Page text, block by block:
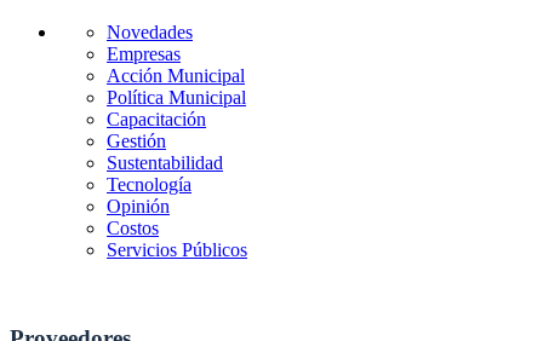
Novedades
Empresas
Acción Municipal
Política Municipal
Capacitación
Gestión
Sustentabilidad
Tecnología
Opinión
Costos
Servicios Públicos